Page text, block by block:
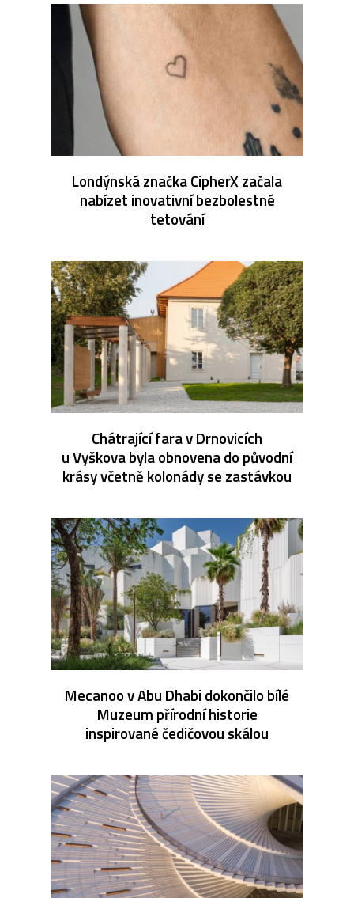
Londýnská značka CipherX začala
nabízet inovativní bezbolestné
tetování
Chátrající fara v Drnovicích
u Vyškova byla obnovena do původní
krásy včetně kolonády se zastávkou
Mecanoo v Abu Dhabi dokončilo bílé
Muzeum přírodní historie
inspirované čedičovou skálou